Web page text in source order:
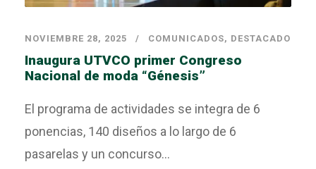
NOVIEMBRE 28, 2025 COMUNICADOS, DESTACADO
Inaugura UTVCO primer Congreso
Nacional de moda “Génesis”
El programa de actividades se integra de 6
ponencias, 140 diseños a lo largo de 6
pasarelas y un concurso...